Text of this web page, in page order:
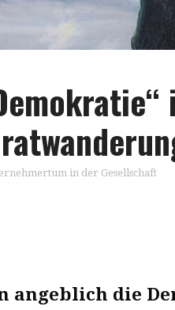
in der Gesellschaft
angeblich die